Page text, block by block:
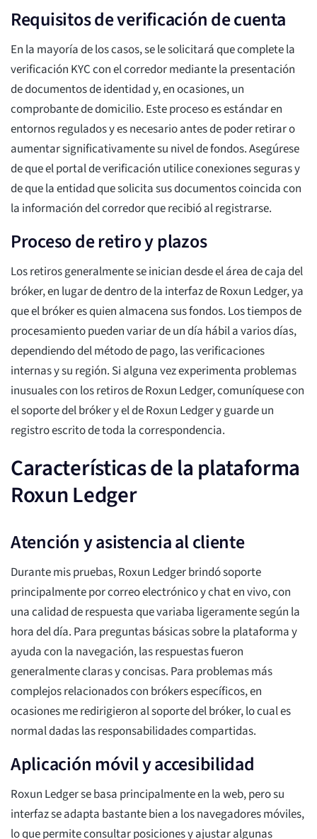
Requisitos de verificación de cuenta
En la mayoría de los casos, se le solicitará que complete la
verificación KYC con el corredor mediante la presentación
de documentos de identidad y, en ocasiones, un
comprobante de domicilio. Este proceso es estándar en
entornos regulados y es necesario antes de poder retirar o
aumentar significativamente su nivel de fondos. Asegúrese
de que el portal de verificación utilice conexiones seguras y
de que la entidad que solicita sus documentos coincida con
la información del corredor que recibió al registrarse.
Proceso de retiro y plazos
Los retiros generalmente se inician desde el área de caja del
bróker, en lugar de dentro de la interfaz de Roxun Ledger, ya
que el bróker es quien almacena sus fondos. Los tiempos de
procesamiento pueden variar de un día hábil a varios días,
dependiendo del método de pago, las verificaciones
internas y su región. Si alguna vez experimenta problemas
inusuales con los retiros de Roxun Ledger, comuníquese con
el soporte del bróker y el de Roxun Ledger y guarde un
registro escrito de toda la correspondencia.
Características de la plataforma
Roxun Ledger
Atención y asistencia al cliente
Durante mis pruebas, Roxun Ledger brindó soporte
principalmente por correo electrónico y chat en vivo, con
una calidad de respuesta que variaba ligeramente según la
hora del día. Para preguntas básicas sobre la plataforma y
ayuda con la navegación, las respuestas fueron
generalmente claras y concisas. Para problemas más
complejos relacionados con brókers específicos, en
ocasiones me redirigieron al soporte del bróker, lo cual es
normal dadas las responsabilidades compartidas.
Aplicación móvil y accesibilidad
Roxun Ledger se basa principalmente en la web, pero su
interfaz se adapta bastante bien a los navegadores móviles,
lo que permite consultar posiciones y ajustar algunas